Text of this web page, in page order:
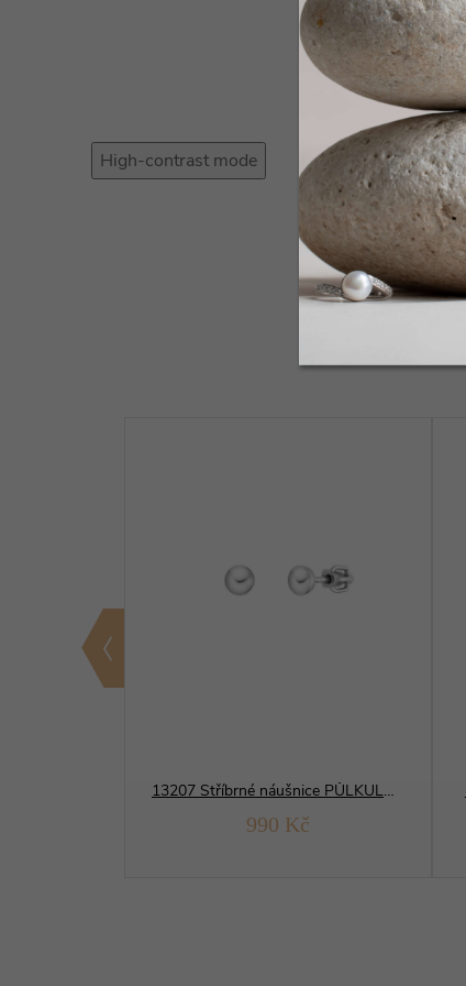
High-contrast mode
13207 Stříbrné náušnice PŮLKULATÉ minimalistické
990 Kč